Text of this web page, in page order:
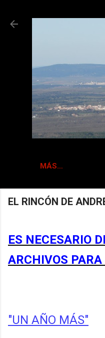
MÁS…
EL RINCÓN DE
ES NECESARIO
ARCHIVOS PARA
"UN AÑO MÁS"